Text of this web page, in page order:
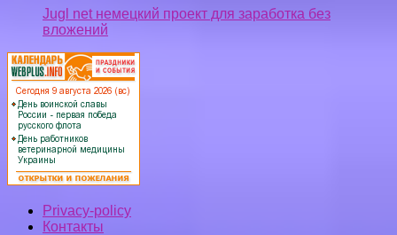
Jugl net немецкий проект для заработка без
вложений
Privacy-policy
Контакты